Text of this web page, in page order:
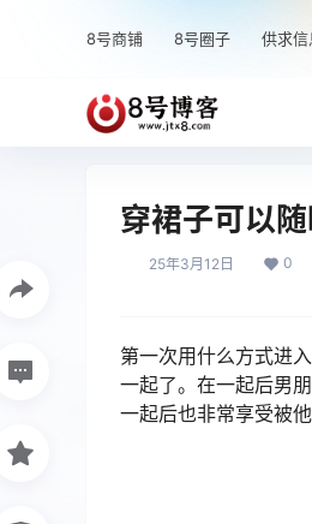
8号商铺 8号圈子 供求信
穿裙子可以
25年3月12日 0
第一次用什么方式进
一起了。在一起后男
一起后也非常享受被